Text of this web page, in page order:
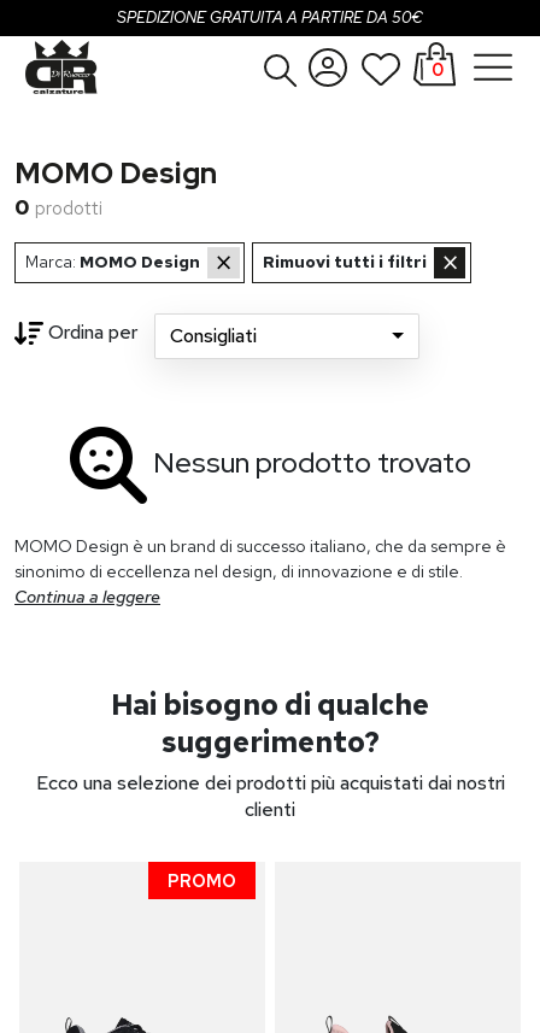
SPEDIZIONE GRATUITA A PARTIRE DA 50€
Uomo
Bambina
Brand
Registrati
0
MOMO Design
0 prodotti
Marca: MOMO Design × Rimuovi tutti i filtri ×
Ordina per Consigliati
Nessun prodotto trovato
MOMO Design è un brand di successo italiano, che da sempre è
sinonimo di eccellenza nel design, di innovazione e di stile.
Continua a leggere
Hai bisogno di qualche
suggerimento?
Ecco una selezione dei prodotti più acquistati dai nostri
clienti
PROMO